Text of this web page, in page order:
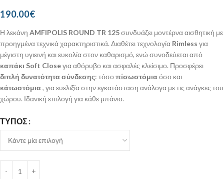
190.00€
Η λεκάνη AMFIPOLIS ROUND TR 125συνδυάζει μοντέρνα αισθητική με
προηγμένα τεχνικά χαρακτηριστικά. Διαθέτει τεχνολογία Rimless για
μέγιστη υγιεινή και ευκολία στον καθαρισμό, ενώ συνοδεύεται από
καπάκι Soft Closeγια αθόρυβο και ασφαλές κλείσιμο. Προσφέρει
διπλή δυνατότητα σύνδεσης: τόσο πίσωστόμιαόσο και
κάτωστόμια, για ευελιξία στην εγκατάσταση ανάλογα με τις ανάγκες του
χώρου. Ιδανική επιλογή για κάθε μπάνιο.
ΤΎΠΟΣ